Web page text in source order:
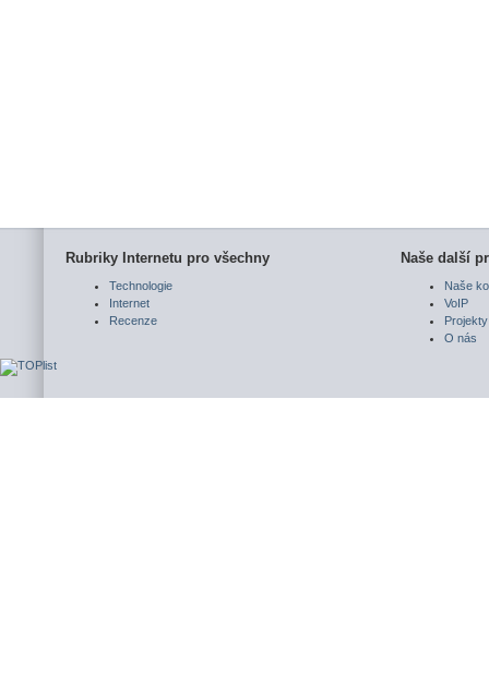
Rubriky Internetu pro všechny
Technologie
Internet
Recenze
Naše další
Naše
VoIP
Projekty
O nás